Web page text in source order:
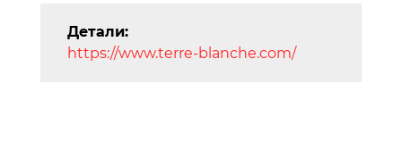
Детали:
https://www.terre-blanche.com/